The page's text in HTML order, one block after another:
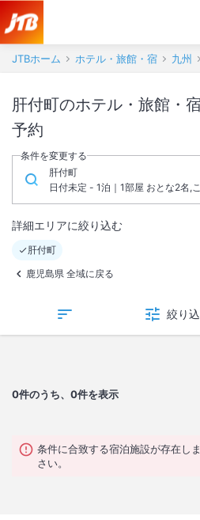
JTBホーム ホテル・旅館・宿 九州
肝付町のホテル・旅館・
予約
条件を変更する
肝付町
日付未定 - 1泊｜1部屋 おとな2名,
詳細エリアに絞り込む
肝付町
鹿児島県 全域に戻る
絞り
0件のうち、0件を表示
条件に合致する宿泊施設が存在し
さい。